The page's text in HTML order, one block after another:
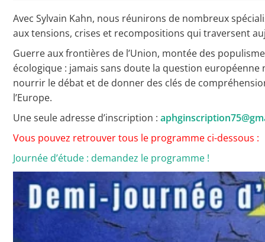
L’APHG dans la presse
Les rendez-vous de l’APHG
Concours de recrutement
Concours scolaires
Conférences, tables rondes
Critique d’ouvrages publiés
Culture
Avec Sylvain Kahn, nous réunirons de nombreux
aux tensions, crises et recompositions qui traversent
Guerre aux frontières de l’Union, montée des
écologique : jamais sans doute la question européenne
nourrir le débat et de donner des clés de
l’Europe.
Une seule adresse d’inscription :
Vous pouvez retrouver tous le programme ci-dessous :
Journée d’étude : demandez le programme !